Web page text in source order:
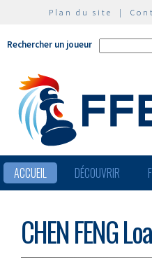
Plan du site |
Rechercher un joueur
ACCUEIL DÉCOUVRIR
CHEN FENG